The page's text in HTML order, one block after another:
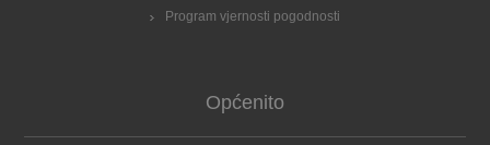
Program vjernosti pogodnosti
Općenito